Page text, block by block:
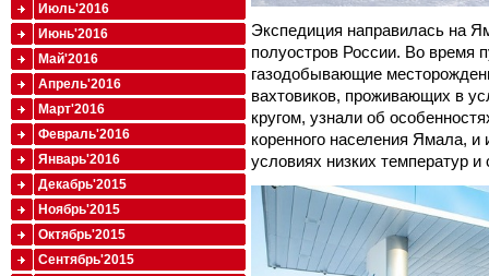
Экспедиция направилась на
полуостров России. Во время
газодобывающие
вахтовиков, проживающих в
кругом, узнали об
коренного населения Ямала,
условиях низких температур
Июль'2016
Июнь'2016
Май'2016
Апрель'2016
Март'2016
Февраль'2016
Январь'2016
Декабрь'2015
Ноябрь'2015
Октябрь'2015
Сентябрь'2015